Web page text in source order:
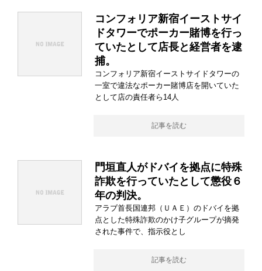
コンフォリア新宿イーストサイ
ドタワーでポーカー賭博を行っ
ていたとして店長と経営者を逮
捕。
コンフォリア新宿イーストサイドタワーの
一室で違法なポーカー賭博店を開いていた
として店の責任者ら14人
記事を読む
門垣直人がドバイを拠点に特殊
詐欺を行っていたとして懲役６
年の判決。
アラブ首長国連邦（ＵＡＥ）のドバイを拠
点とした特殊詐欺のかけ子グループが摘発
された事件で、指示役とし
記事を読む